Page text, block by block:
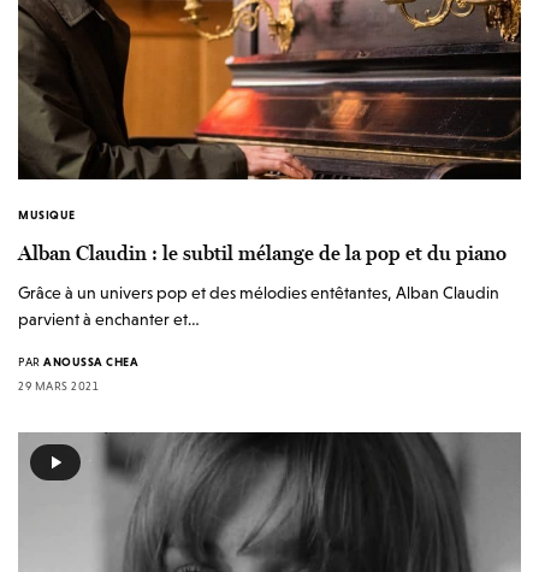
MUSIQUE
Alban Claudin : le subtil mélange de la pop et du piano
Grâce à un univers pop et des mélodies entêtantes, Alban Claudin
parvient à enchanter et…
PAR ANOUSSA CHEA
29 MARS 2021